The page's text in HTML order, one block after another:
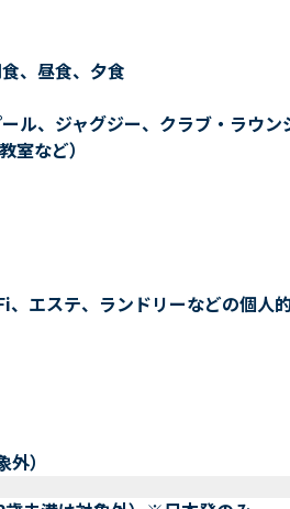
、昼食、夕食
、ジャグジー、クラブ・ラウン
室など）
エステ、ランドリーなどの個人
）